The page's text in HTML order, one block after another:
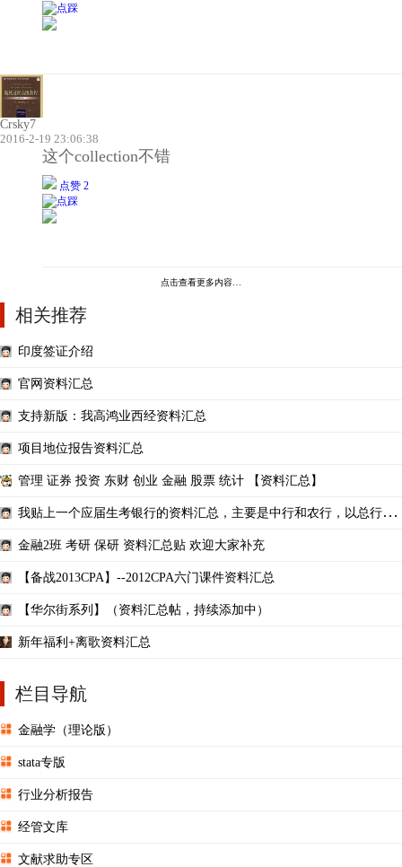
Crsky7
2016-2-19 23:06:38
这个collection不错
点赞 2
点击查看更多内容…
相关推荐
印度签证介绍
官网资料汇总
支持新版：我高鸿业西经资料汇总
项目地位报告资料汇总
管理 证券 投资 东财 创业 金融 股票 统计 【资料汇总】
我贴上一个应届生考银行的资料汇总，主要是中行和农行，以总行为
金融2班 考研 保研 资料汇总贴 欢迎大家补充
【备战2013CPA】--2012CPA六门课件资料汇总
【华尔街系列】（资料汇总帖，持续添加中）
新年福利+离歌资料汇总
栏目导航
金融学（理论版）
stata专版
行业分析报告
经管文库
文献求助专区